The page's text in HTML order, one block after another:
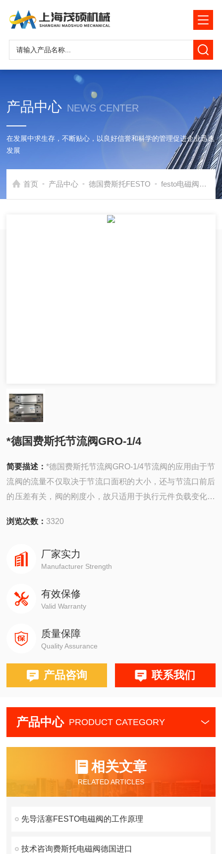
产品中心 NEWS CENTER
在发展中求生存，不断贴心，以良好信誉和科学的管理促进企业迅速
发展
首页 - 产品中心 - 德国费斯托FESTO - festo电磁阀 *
*德国费斯托节流阀GRO-1/4
简要描述：*德国费斯托节流阀GRO-1/4节流阀的应用由于节
流阀的流量不仅取决于节流口面积的大小，还与节流口前后
的压差有关，阀的刚度小，故只适用于执行元件负载变化很
及对速度稳定性要求高的节流调速系统，必须对节流阀进行
浏览次数：3320
厂家实力
Manufacturer Strength
有效保修
Valid Warranty
质量保障
Quality Assurance
产品咨询 联系我们
产品中心 PRODUCT CATEGORY
相关文章
RELATED ARTICLES
先导活塞FESTO电磁阀的工作原理
技术咨询费斯托电磁阀德国进口